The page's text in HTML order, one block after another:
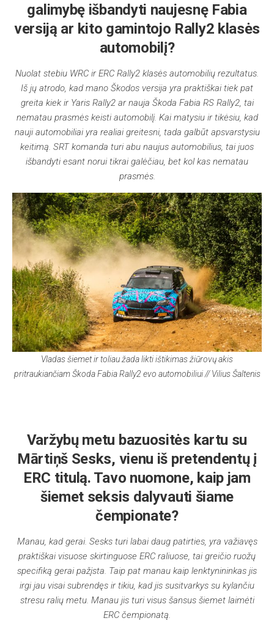
galimybę išbandyti naujesnę Fabia
versiją ar kito gamintojo Rally2 klasės
automobilį?
Nuolat stebiu WRC ir ERC Rally2 klasės automobilių rezultatus.
Iš jų atrodo, kad mano Škodos versija yra praktiškai tiek pat
greita kiek ir Yaris Rally2 ar nauja Škoda Fabia RS Rally2, tai
nematau prasmės keisti automobilį. Kai matysiu ir tikėsiu, kad
nauji automobiliai yra realiai greitesni, tada galbūt apsvarstysiu
keitimą. SRT komanda turi abu naujus automobilius, tai juos
išbandyti esant norui tikrai galėčiau, bet kol kas nematau
prasmės.
Vladas šiemet ir toliau žada likti ištikimas žiūrovų akis
pritraukiančiam Škoda Fabia Rally2 evo automobiliui // Vilius Šaltenis
Varžybų metu bazuositės kartu su
Mārtiņš Sesks, vienu iš pretendentų į
ERC titulą. Tavo nuomone, kaip jam
šiemet seksis dalyvauti šiame
čempionate?
Manau, kad gerai. Sesks turi labai daug patirties, yra važiavęs
praktiškai visuose skirtinguose ERC raliuose, tai greičio ruožų
specifiką gerai pažįsta. Taip pat manau kaip lenktynininkas jis
irgi jau visai subrendęs ir tikiu, kad jis susitvarkys su kylančiu
stresu ralių metu. Manau jis turi visus šansus šiemet laimėti
ERC čempionatą.